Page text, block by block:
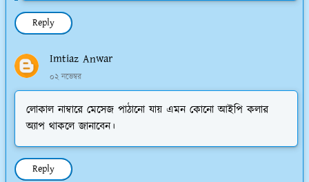
Reply
Imtiaz Anwar
০২ নভেম্বর
লোকাল নাম্বারে মেসেজ পাঠানো যায় এমন কোনো আইপি কলার
অ্যাপ থাকলে জানাবেন।
Reply